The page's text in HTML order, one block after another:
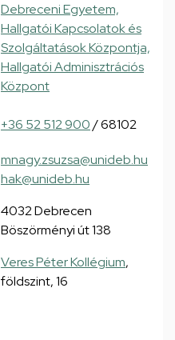
Debreceni Egyetem,
Hallgatói Kapcsolatok és
Szolgáltatások Központja,
Hallgatói Adminisztrációs
Központ
+36 52 512 900/ 68102
mnagy.zsuzsa@unideb.hu
hak@unideb.hu
4032 Debrecen
Böszörményi út 138
Veres Péter Kollégium,
földszint, 16